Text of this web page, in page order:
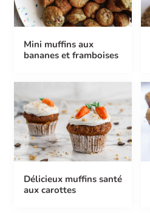
Mini muffins aux
bananes et framboises
Délicieux muffins santé
aux carottes